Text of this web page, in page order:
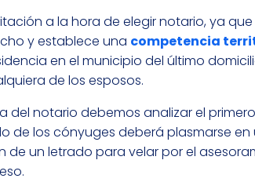
a la hora de elegir notario, ya
y establece una competencia
en el municipio del último
de los esposos.
notario debemos analizar el
de los cónyuges deberá plasmarse en
de un letrado para velar por el